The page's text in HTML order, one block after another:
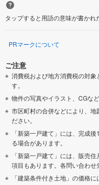
タップすると用語の意味が書かれ
PRマークについて
ご注意
消費税および地方消費税の対
す。
物件の写真やイラスト、CGな
市区町村の合併などにより、地
ださい。
「新築一戸建て」には、完成
る場合があります。
「新築一戸建て」には、販売
項目もあります。各問い合わせ
「建築条件付き土地」の価格